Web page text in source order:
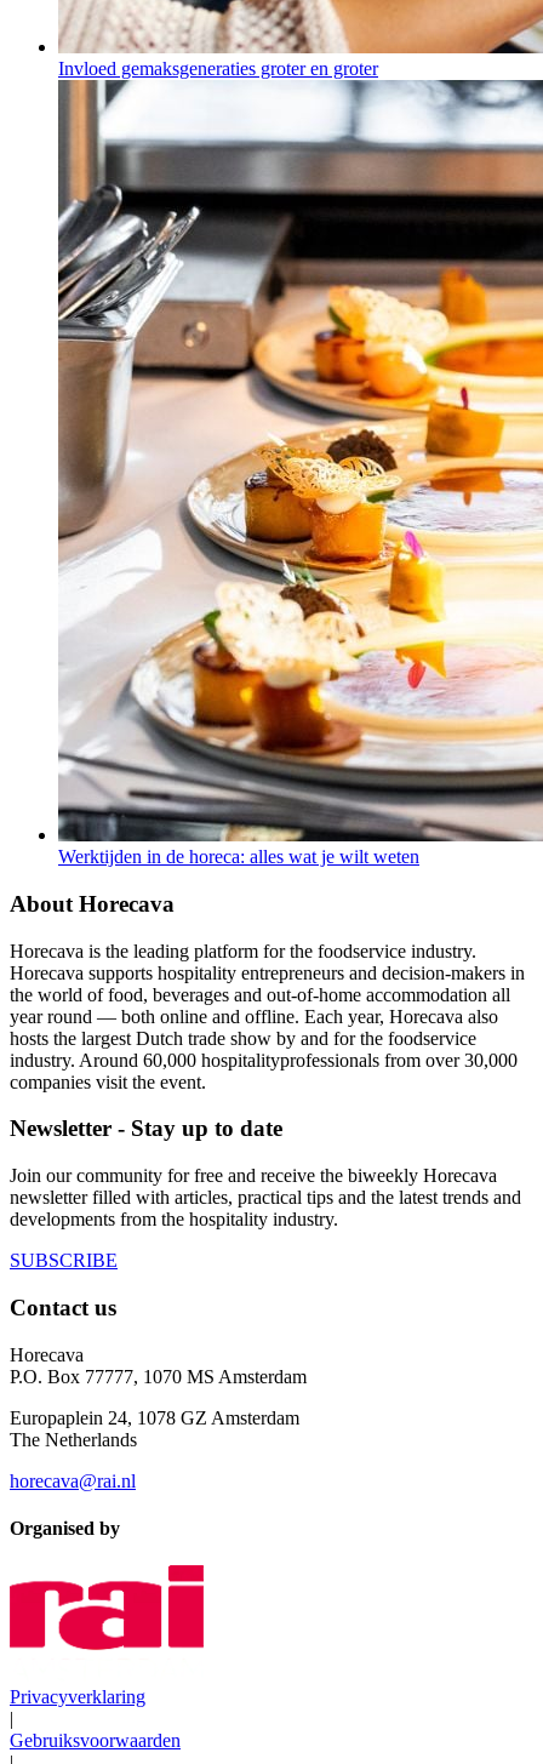
Invloed gemaksgeneraties groter en groter
Werktijden in de horeca: alles wat je wilt weten
About Horecava
Horecava is the leading platform for the foodservice industry.
Horecava supports hospitality entrepreneurs and decision-makers in
the world of food, beverages and out-of-home accommodation all
year round — both online and offline. Each year, Horecava also
hosts the largest Dutch trade show by and for the foodservice
industry. Around 60,000 hospitalityprofessionals from over 30,000
companies visit the event.
Newsletter - Stay up to date
Join our community for free and receive the biweekly Horecava
newsletter filled with articles, practical tips and the latest trends and
developments from the hospitality industry.
SUBSCRIBE
Contact us
Horecava
P.O. Box 77777, 1070 MS Amsterdam
Europaplein 24, 1078 GZ Amsterdam
The Netherlands
horecava@rai.nl
Organised by
Privacyverklaring
|
Gebruiksvoorwaarden